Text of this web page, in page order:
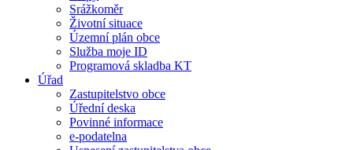
Srážkoměr
Životní situace
Územní plán obce
Služba moje ID
Programová skladba KT
Úřad
Zastupitelstvo obce
Úřední deska
Povinné informace
e-podatelna